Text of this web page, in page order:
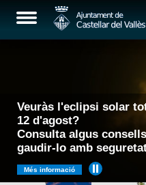
Veuràs l'eclipsi solar
12 d'agost?
Consulta algus
gaudir-lo amb
Més informació